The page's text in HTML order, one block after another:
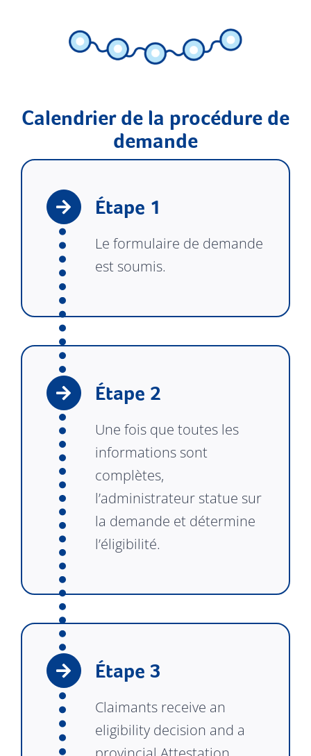
Calendrier de la procédure de
demande
Étape 1
Le formulaire de demande
est soumis.
Étape 2
Une fois que toutes les
informations sont
complètes,
l’administrateur statue sur
la demande et détermine
l’éligibilité.
Étape 3
Claimants receive an
eligibility decision and a